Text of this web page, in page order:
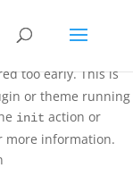
was called
too early. This is
or theme running
init action or
more information.